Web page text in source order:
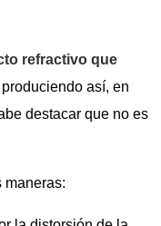
refractivo que
produciendo así, en
destacar que no es
maneras: